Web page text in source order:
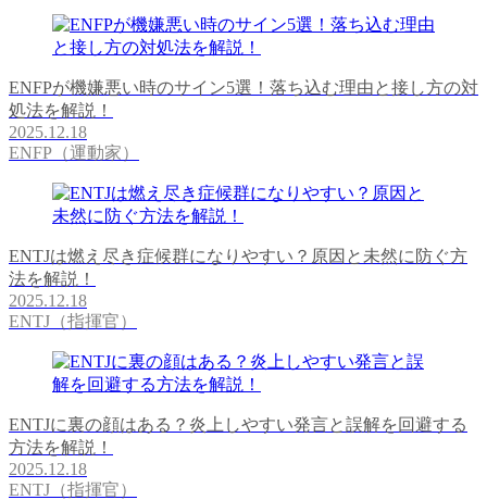
ENFPが機嫌悪い時のサイン5選！落ち込む理由と接し方の対
処法を解説！
2025.12.18
ENFP（運動家）
ENTJは燃え尽き症候群になりやすい？原因と未然に防ぐ方
法を解説！
2025.12.18
ENTJ（指揮官）
ENTJに裏の顔はある？炎上しやすい発言と誤解を回避する
方法を解説！
2025.12.18
ENTJ（指揮官）